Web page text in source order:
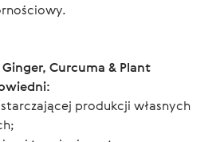
Curcuma & Plant
produkcji własnych